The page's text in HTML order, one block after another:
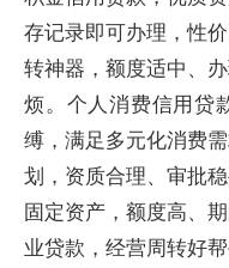
存记录即可办理，性
转神器，额度适中、
烦。个人消费信用贷
缚，满足多元化消费
划，资质合理、审批
固定资产，额度高、
业贷款，经营周转好